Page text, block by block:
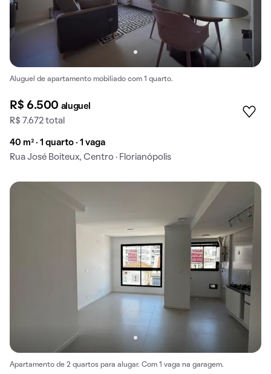
Aluguel de apartamento mobiliado com 1 quarto.
R$ 6.500 aluguel
R$ 7.672 total
40 m² · 1 quarto · 1 vaga
Rua José Boiteux, Centro · Florianópolis
Apartamento de 2 quartos para alugar. Com 1 vaga na garagem.